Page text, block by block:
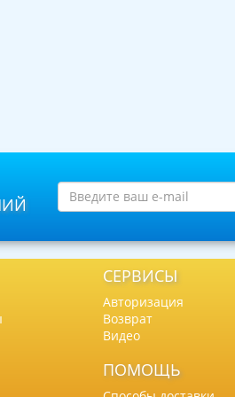
СЕРВИСЫ
Авторизация
Возврат
Видео
ПОМОЩЬ